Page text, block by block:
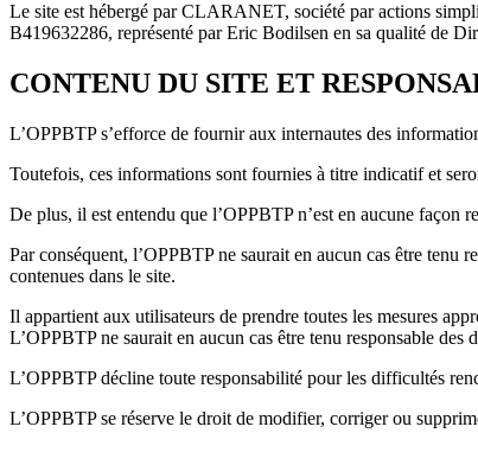
Le site est hébergé par CLARANET, société par actions
B419632286, représenté par Eric Bodilsen en sa qualité de
CONTENU DU SITE ET
L’OPPBTP s’efforce de fournir aux internautes des
Toutefois, ces informations sont fournies à titre indicatif et
De plus, il est entendu que l’OPPBTP n’est en aucune façon
Par conséquent, l’OPPBTP ne saurait en aucun cas être tenu
contenues dans le site.
Il appartient aux utilisateurs de prendre toutes les mesures
L’OPPBTP ne saurait en aucun cas être tenu responsable
L’OPPBTP décline toute responsabilité pour les difficultés
L’OPPBTP se réserve le droit de modifier, corriger ou